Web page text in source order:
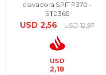
clavadora SPIT P370 -
ST0365
USD 2,56 USD 12,97
USD
2,18